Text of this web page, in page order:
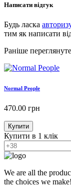
Написати відгук
Будь ласка
тим як написати
Раніше переглянуте
Normal People
470.00 грн
Купити
Купити в 1 клік
We are all the
the choices we make!